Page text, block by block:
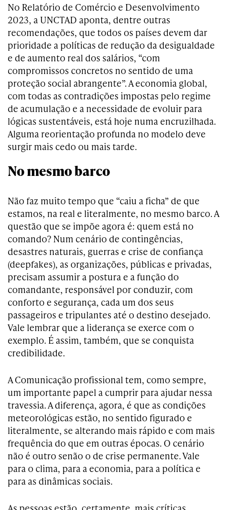
No Relatório de Comércio e Desenvolvimento
2023, a UNCTAD aponta, dentre outras
recomendações, que todos os países devem dar
prioridade a políticas de redução da desigualdade
e de aumento real dos salários, “com
compromissos concretos no sentido de uma
proteção social abrangente”. A economia global,
com todas as contradições impostas pelo regime
de acumulação e a necessidade de evoluir para
lógicas sustentáveis, está hoje numa encruzilhada.
Alguma reorientação profunda no modelo deve
surgir mais cedo ou mais tarde.
No mesmo barco
Não faz muito tempo que “caiu a ficha” de que
estamos, na real e literalmente, no mesmo barco. A
questão que se impõe agora é: quem está no
comando? Num cenário de contingências,
desastres naturais, guerras e crise de confiança
(deepfakes), as organizações, públicas e privadas,
precisam assumir a postura e a função do
comandante, responsável por conduzir, com
conforto e segurança, cada um dos seus
passageiros e tripulantes até o destino desejado.
Vale lembrar que a liderança se exerce com o
exemplo. É assim, também, que se conquista
credibilidade.
A Comunicação profissional tem, como sempre,
um importante papel a cumprir para ajudar nessa
travessia. A diferença, agora, é que as condições
meteorológicas estão, no sentido figurado e
literalmente, se alterando mais rápido e com mais
frequência do que em outras épocas. O cenário
não é outro senão o de crise permanente. Vale
para o clima, para a economia, para a política e
para as dinâmicas sociais.